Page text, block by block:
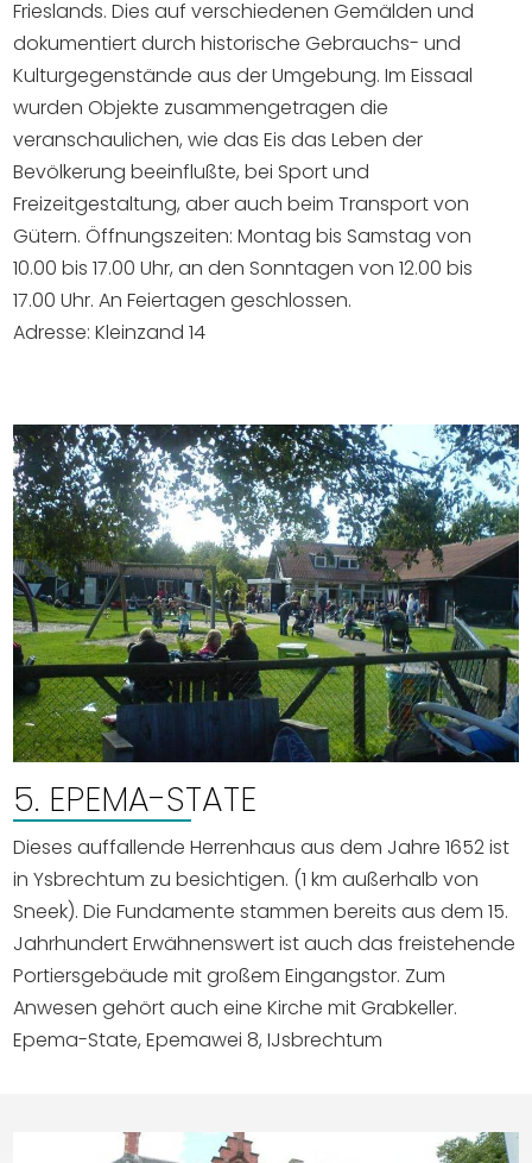
Frieslands. Dies auf verschiedenen Gemälden und
dokumentiert durch historische Gebrauchs- und
Kulturgegenstände aus der Umgebung. Im Eissaal
wurden Objekte zusammengetragen die
veranschaulichen, wie das Eis das Leben der
Bevölkerung beeinflußte, bei Sport und
Freizeitgestaltung, aber auch beim Transport von
Gütern. Öffnungszeiten: Montag bis Samstag von
10.00 bis 17.00 Uhr, an den Sonntagen von 12.00 bis
17.00 Uhr. An Feiertagen geschlossen.
Adresse: Kleinzand 14
5. EPEMA-STATE
Dieses auffallende Herrenhaus aus dem Jahre 1652 ist
in Ysbrechtum zu besichtigen. (1 km außerhalb von
Sneek). Die Fundamente stammen bereits aus dem 15.
Jahrhundert Erwähnenswert ist auch das freistehende
Portiersgebäude mit großem Eingangstor. Zum
Anwesen gehört auch eine Kirche mit Grabkeller.
Epema-State, Epemawei 8, IJsbrechtum